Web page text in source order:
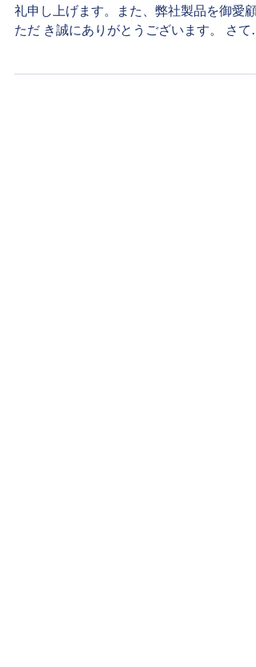
礼申し上げます。また、弊社製品を御愛顧
ただ き誠にありがとうございます。 さて、